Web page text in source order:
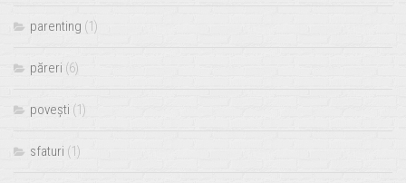
parenting (1)
păreri (6)
povești (1)
sfaturi (1)